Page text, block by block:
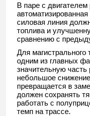
В паре с двигателем
силовая линия
топлива и
сравнению с
Для магистрального
одним из главных
значительную
небольшое
превращается в
должен сохранять
работать с
темп на трассе.